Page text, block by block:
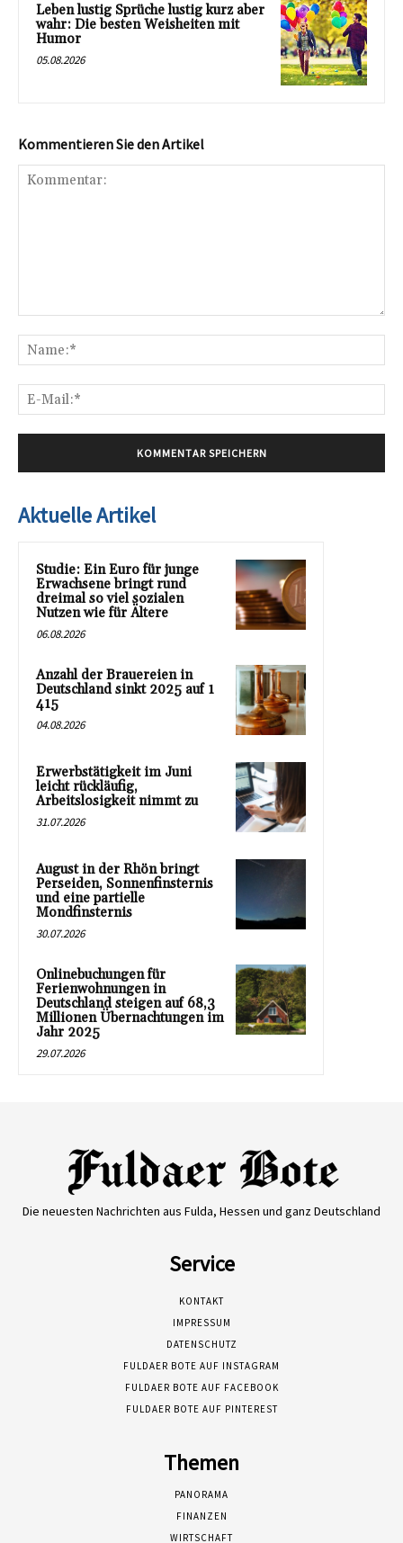
Leben lustig Sprüche lustig kurz aber
wahr: Die besten Weisheiten mit
Humor
05.08.2026
Kommentieren Sie den Artikel
Aktuelle Artikel
Studie: Ein Euro für junge
Erwachsene bringt rund
dreimal so viel sozialen
Nutzen wie für Ältere
06.08.2026
Anzahl der Brauereien in
Deutschland sinkt 2025 auf 1
415
04.08.2026
Erwerbstätigkeit im Juni
leicht rückläufig,
Arbeitslosigkeit nimmt zu
31.07.2026
August in der Rhön bringt
Perseiden, Sonnenfinsternis
und eine partielle
Mondfinsternis
30.07.2026
Onlinebuchungen für
Ferienwohnungen in
Deutschland steigen auf 68,3
Millionen Übernachtungen im
Jahr 2025
29.07.2026
Die neuesten Nachrichten aus Fulda, Hessen und ganz Deutschland
Service
KONTAKT
IMPRESSUM
DATENSCHUTZ
FULDAER BOTE AUF INSTAGRAM
FULDAER BOTE AUF FACEBOOK
FULDAER BOTE AUF PINTEREST
Themen
PANORAMA
FINANZEN
WIRTSCHAFT